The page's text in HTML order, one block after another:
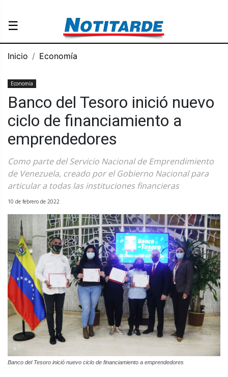
☰
Inicio Economía
Economía
Banco del Tesoro inició nuevo
ciclo de financiamiento a
emprendedores
Como parte del Servicio Nacional de Emprendimiento
de Venezuela, creado por el Gobierno Nacional para
articular a todas las instituciones financieras
10 de febrero de 2022
Banco del Tesoro inició nuevo ciclo de financiamiento a emprendedores